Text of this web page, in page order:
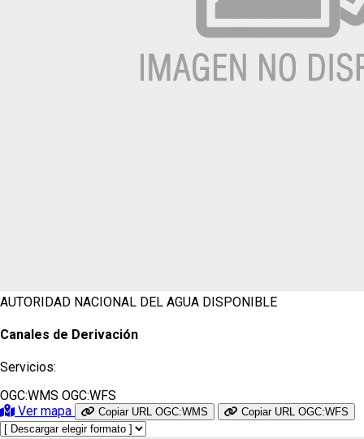
AUTORIDAD NACIONAL DEL AGUA DISPONIBLE
Canales de Derivación
Servicios:
OGC:WMS OGC:WFS
Ver mapa
Copiar URL OGC:WMS Copiar URL OGC:WFS